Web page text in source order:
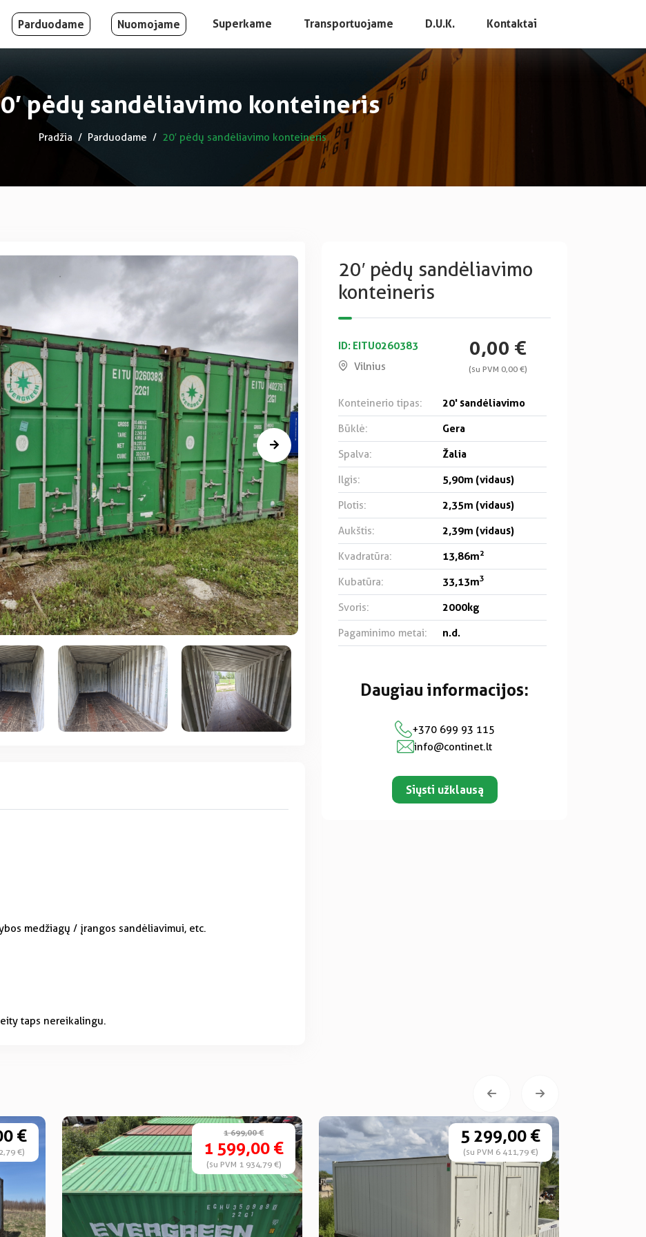
Parduodame Nuomojame Superkame Transportuojame D.U.K. Kontaktai
pėdų sandėliavimo konteineris
Pradžia Parduodame 20′ pėdų sandėliavimo konteineris
medžiagų / įrangos sandėliavimui, etc.
taps nereikalingu.
20′ pėdų sandėliavimo
konteineris
ID: EITU0260383
Vilnius
0,00 €
(su PVM 0,00 €)
Konteinerio tipas: 20' sandėliavimo
Būklė: Gera
Spalva: Žalia
Ilgis: 5,90m (vidaus)
Plotis: 2,35m (vidaus)
Aukštis: 2,39m (vidaus)
Kvadratūra: 13,86m2
Kubatūra: 33,13m3
Svoris: 2000kg
Pagaminimo metai: n.d.
Daugiau informacijos:
+370 699 93 115
info@continet.lt
Siųsti užklausą
€
€)
1 699,00 €
1 599,00 €
(su PVM 1 934,79 €)
5 299,00 €
(su PVM 6 411,79 €)